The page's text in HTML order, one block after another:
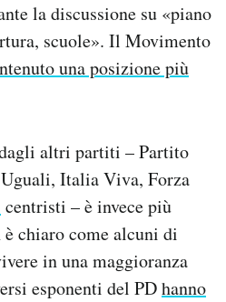
la discussione su «piano
scuole». Il Movimento
una posizione più
altri partiti – Partito
Italia Viva, Forza
centristi – è invece più
chiaro come alcuni di
in una maggioranza
esponenti del PDhanno